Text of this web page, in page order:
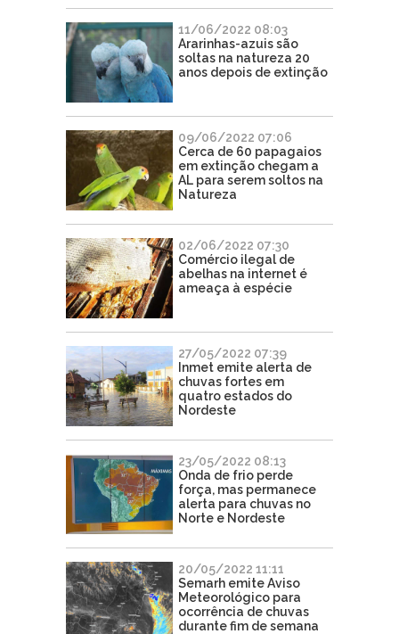
11/06/2022 08:03
Ararinhas-azuis são
soltas na natureza 20
anos depois de extinção
09/06/2022 07:06
Cerca de 60 papagaios
em extinção chegam a
AL para serem soltos na
Natureza
02/06/2022 07:30
Comércio ilegal de
abelhas na internet é
ameaça à espécie
27/05/2022 07:39
Inmet emite alerta de
chuvas fortes em
quatro estados do
Nordeste
23/05/2022 08:13
Onda de frio perde
força, mas permanece
alerta para chuvas no
Norte e Nordeste
20/05/2022 11:11
Semarh emite Aviso
Meteorológico para
ocorrência de chuvas
durante fim de semana